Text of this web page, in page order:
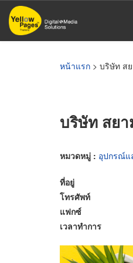
ข้าม
ไป
หน้าแรก > บริษัท ส
บริษัท สย
หมวดหมู่ : อุปกรณ์แ
ที่อยู่
โทรศัพท์
แฟกซ์
เวลาทำการ